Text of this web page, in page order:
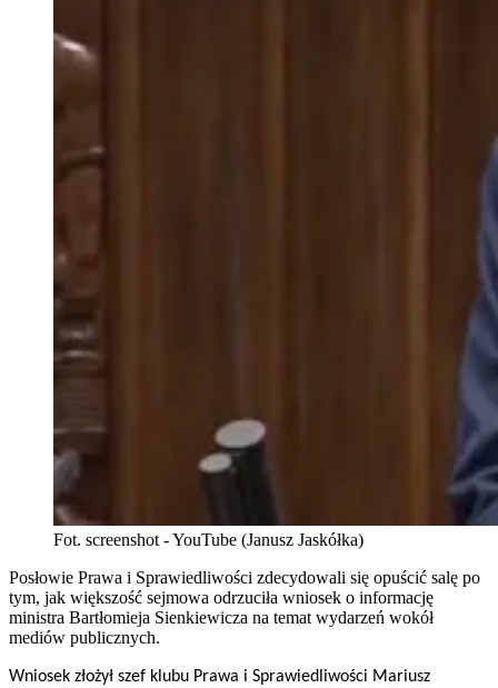
Fot. screenshot - YouTube (Janusz Jaskółka)
Posłowie Prawa i Sprawiedliwości zdecydowali się opuścić salę po
tym, jak większość sejmowa odrzuciła wniosek o informację
ministra Bartłomieja Sienkiewicza na temat wydarzeń wokół
mediów publicznych.
Wniosek złożył szef klubu Prawa i Sprawiedliwości Mariusz